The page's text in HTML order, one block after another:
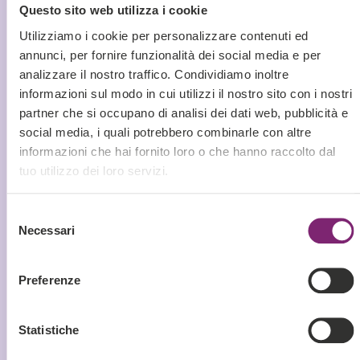
Questo sito web utilizza i cookie
Utilizziamo i cookie per personalizzare contenuti ed
annunci, per fornire funzionalità dei social media e per
analizzare il nostro traffico. Condividiamo inoltre
informazioni sul modo in cui utilizzi il nostro sito con i nostri
partner che si occupano di analisi dei dati web, pubblicità e
social media, i quali potrebbero combinarle con altre
informazioni che hai fornito loro o che hanno raccolto dal
tuo utilizzo dei loro servizi.
delNecessari
Preferenze
Statistiche
registrati dagli utenti presenti su un sito o un
e-commerce.
Elementi come parole chiavecercate, azioni
eseguite peracquistare un prodotto,pagine
visitatecon maggiore frequenza o
abbandoni del sitoentro pochi secondi
(bounce rate) vanno tenuti in conto.
carpire informazioni su
e
degli utenti nei confronti di un
buon modo per trovare opportunità da
convertire in vantaggi, ottenendo di riflesso